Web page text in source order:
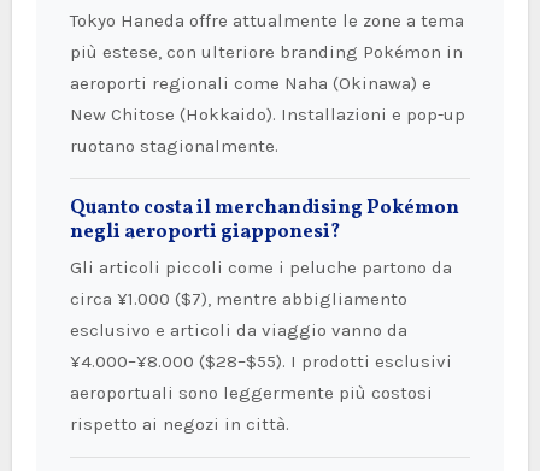
Tokyo Haneda offre attualmente le zone a tema
più estese, con ulteriore branding Pokémon in
aeroporti regionali come Naha (Okinawa) e
New Chitose (Hokkaido). Installazioni e pop-up
ruotano stagionalmente.
Quanto costa il merchandising Pokémon
negli aeroporti giapponesi?
Gli articoli piccoli come i peluche partono da
circa ¥1.000 ($7), mentre abbigliamento
esclusivo e articoli da viaggio vanno da
¥4.000–¥8.000 ($28–$55). I prodotti esclusivi
aeroportuali sono leggermente più costosi
rispetto ai negozi in città.